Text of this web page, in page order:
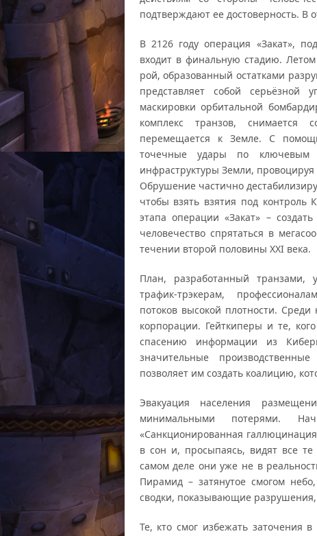
подтверждают ее достоверность. В
В 2126 году операция «Закат»,
входит в финальную стадию.
рой, образованный остатками
представляет собой
маскировки орбитальной
комплекс транзов,
перемещается к Земле. С
точечные удары по ключевым
инфраструктуры Земли,
Обрушение частично
чтобы взять взятия под контроль
этапа операции «Закат» –
человечество спрятаться в
течении второй половины XXI века.
План, разработанный
трафик-трэкерам,
потоков высокой плотности.
корпорации. Гейткиперы и те,
спасению информации из
значительные
позволяет им создать коалицию,
Эвакуация населения
минимальными потерями.
«Санкционированная
в сон и, просыпаясь, видят все
самом деле они уже не в
Пирамид – затянутое смогом
сводки, показывающие
Те, кто смог избежать заточения